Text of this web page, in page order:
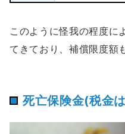
このように怪我の程度に
てきており、補償限度額
死亡保険金(税金